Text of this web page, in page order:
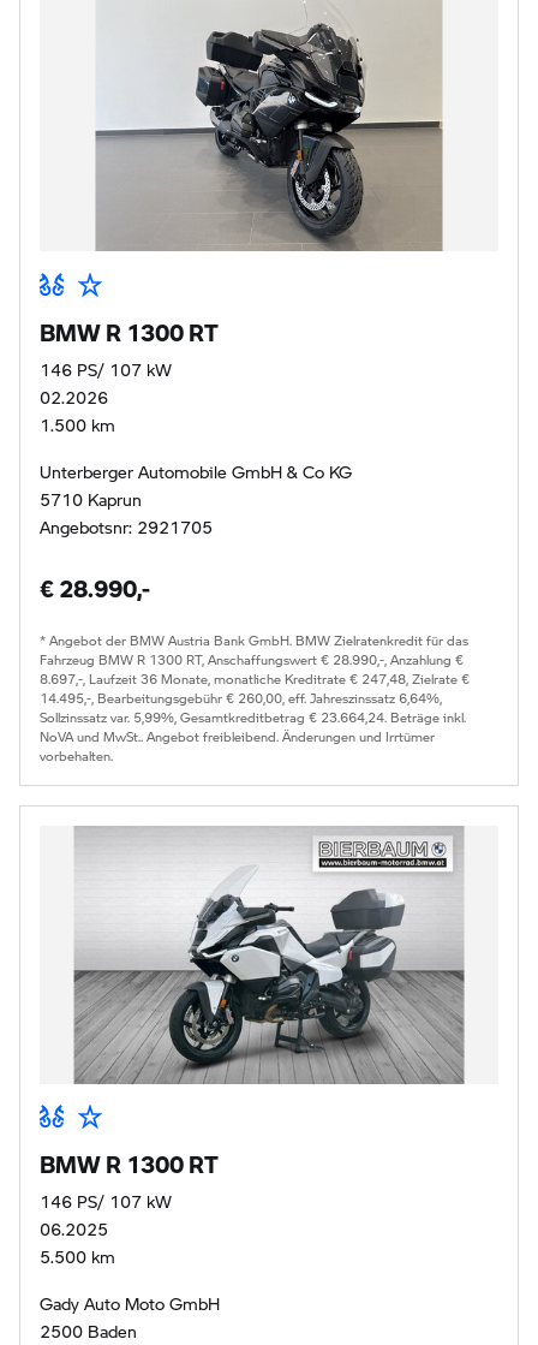
BMW R 1300 RT
146 PS/ 107 kW
02.2026
1.500 km
Unterberger Automobile GmbH & Co KG
5710 Kaprun
Angebotsnr: 2921705
€ 28.990,-
* Angebot der BMW Austria Bank GmbH. BMW Zielratenkredit für das
Fahrzeug BMW R 1300 RT, Anschaffungswert € 28.990,-, Anzahlung €
8.697,-, Laufzeit 36 Monate, monatliche Kreditrate € 247,48, Zielrate €
14.495,-, Bearbeitungsgebühr € 260,00, eff. Jahreszinssatz 6,64%,
Sollzinssatz var. 5,99%, Gesamtkreditbetrag € 23.664,24. Beträge inkl.
NoVA und MwSt.. Angebot freibleibend. Änderungen und Irrtümer
vorbehalten.
BMW R 1300 RT
146 PS/ 107 kW
06.2025
5.500 km
Gady Auto Moto GmbH
2500 Baden